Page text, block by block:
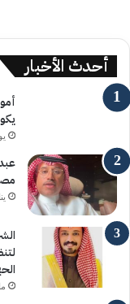
أحدث الأخبار